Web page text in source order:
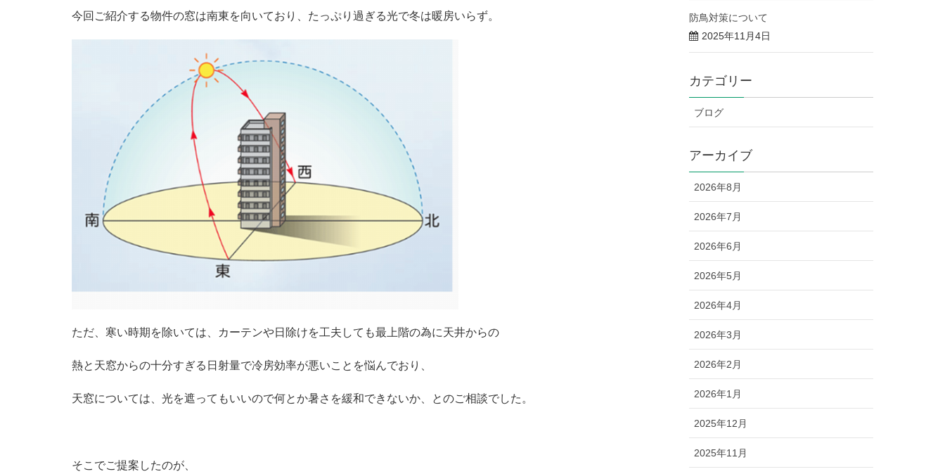
今回ご紹介する物件の窓は南東を向いており、たっぷり過ぎる光で冬は暖房いらず。
ただ、寒い時期を除いては、カーテンや日除けを工夫しても最上階の為に天井からの
熱と天窓からの十分すぎる日射量で冷房効率が悪いことを悩んでおり、
天窓については、光を遮ってもいいので何とか暑さを緩和できないか、とのご相談でした。
そこでご提案したのが、
防鳥対策について
2025年11月4日
カテゴリー
ブログ
アーカイブ
2026年8月
2026年7月
2026年6月
2026年5月
2026年4月
2026年3月
2026年2月
2026年1月
2025年12月
2025年11月